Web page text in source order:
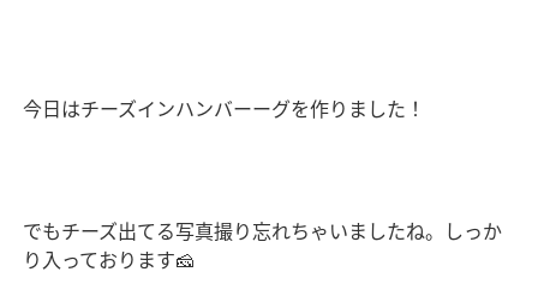
今日はチーズインハンバーーグを作りました！
でもチーズ出てる写真撮り忘れちゃいましたね。しっか
り入っております🧀